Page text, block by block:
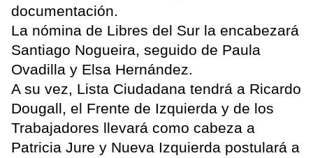
documentación.
La nómina de Libres del Sur la encabezará
Santiago Nogueira, seguido de Paula
Ovadilla y Elsa Hernández.
A su vez, Lista Ciudadana tendrá a Ricardo
Dougall, el Frente de Izquierda y de los
Trabajadores llevará como cabeza a
Patricia Jure y Nueva Izquierda postulará a